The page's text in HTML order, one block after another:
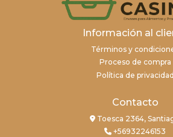
Información al
Términos y
Proceso de compra
Política de privacidad
Contacto
Toesca 2364,
+56932246153